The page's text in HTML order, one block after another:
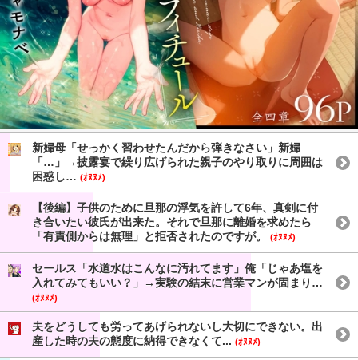
新婦母「せっかく習わせたんだから弾きなさい」新婦
「…」→披露宴で繰り広げられた親子のやり取りに周囲は
困惑し… (ｵﾇﾇﾒ)
【後編】子供のために旦那の浮気を許して6年、真剣に付
き合いたい彼氏が出来た。それで旦那に離婚を求めたら
「有責側からは無理」と拒否されたのですが。
(ｵﾇﾇﾒ)
セールス「水道水はこんなに汚れてます」俺「じゃあ塩を
入れてみてもいい？」→実験の結末に営業マンが固まり…
(ｵﾇﾇﾒ)
夫をどうしても労ってあげられないし大切にできない。出
産した時の夫の態度に納得できなくて... (ｵﾇﾇﾒ)